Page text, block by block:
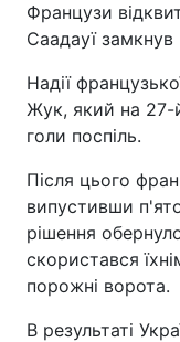
Французи
Саадауї замкнув
Надії
Жук, який на 27-
голи поспіль.
Після цього
випустивши
рішення
скористався
порожні ворота.
В результаті